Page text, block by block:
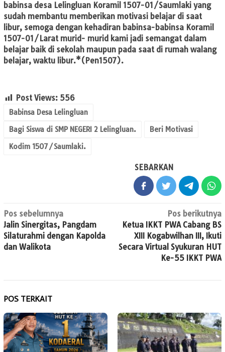
babinsa desa Lelingluan Koramil 1507-01/Saumlaki yang
sudah membantu memberikan motivasi belajar di saat
libur, semoga dengan kehadiran babinsa-babinsa Koramil
1507-01/Larat murid- murid kami jadi semangat dalam
belajar baik di sekolah maupun pada saat di rumah walang
belajar, waktu libur.*(Pen1507).
Post Views: 556
Babinsa Desa Lelingluan
Bagi Siswa di SMP NEGERI 2 Lelingluan.
Beri Motivasi
Kodim 1507/Saumlaki.
SEBARKAN
Navigasi
pos
Pos sebelumnya
Jalin Sinergitas, Pangdam
Silaturahmi dengan Kapolda
dan Walikota
Pos berikutnya
Ketua IKKT PWA Cabang BS
XIII Kogabwilhan III, Ikuti
Secara Virtual Syukuran HUT
Ke-55 IKKT PWA
POS TERKAIT